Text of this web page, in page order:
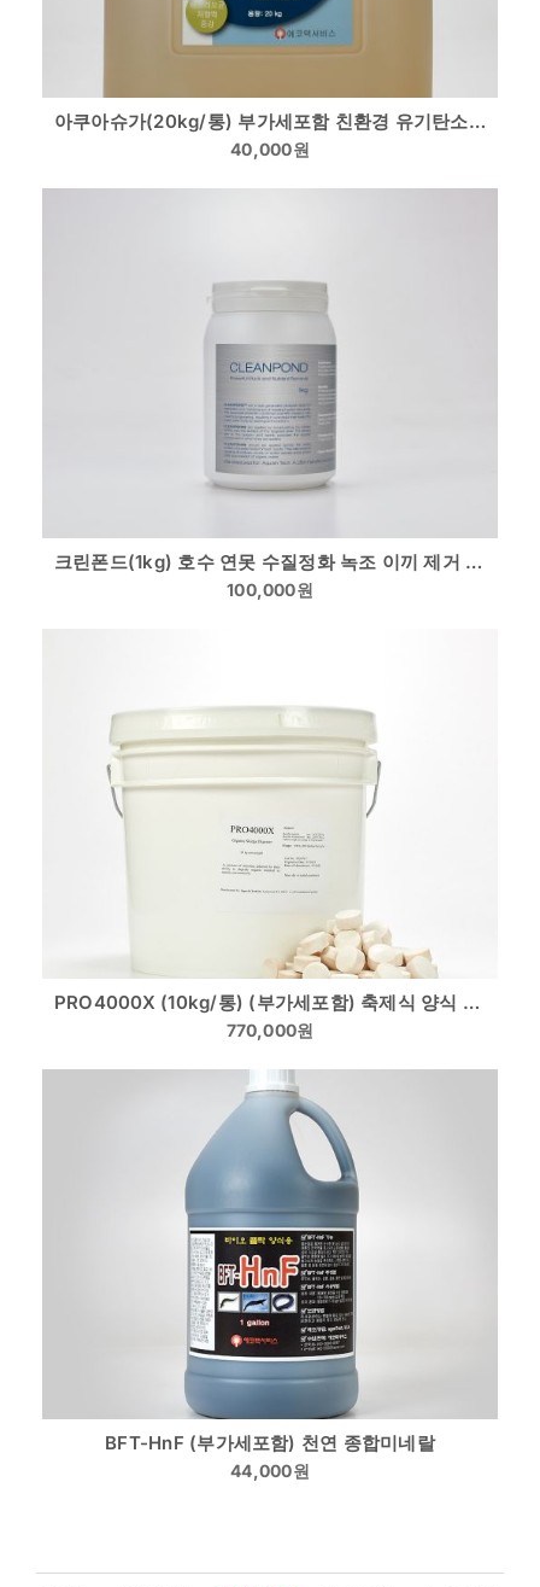
아쿠아슈가(20kg/통) 부가세포함 친환경 유기탄소원 천연물질 바이오플락전용
40,000원
크린폰드(1kg) 호수 연못 수질정화 녹조 이끼 제거 저질관리
100,000원
PRO4000X (10kg/통) (부가세포함) 축제식 양식 종묘 축양 전용미생물(타블렛형)
770,000원
BFT-HnF (부가세포함) 천연 종합미네랄
44,000원